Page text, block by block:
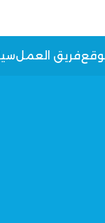
فريق العمل